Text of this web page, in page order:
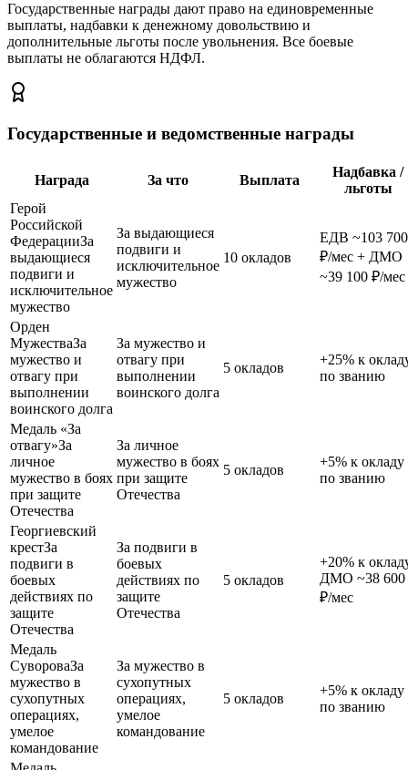
Государственные награды дают право на единовременные
выплаты, надбавки к денежному довольствию и
дополнительные льготы после увольнения. Все боевые
выплаты не облагаются НДФЛ.
Государственные и ведомственные награды
Награда За что Выплата
Надбавка /
льготы
Герой
Российской
ФедерацииЗа
выдающиеся
подвиги и
исключительное
мужество
За выдающиеся
подвиги и
исключительное
мужество
10 окладов
ЕДВ ~103 700
₽/мес + ДМО
~39 100 ₽/мес
Орден
МужестваЗа
мужество и
отвагу при
выполнении
воинского долга
За мужество и
отвагу при
выполнении
воинского долга
5 окладов
+25% к
по званию
Медаль «За
отвагу»За
личное
мужество в боях
при защите
Отечества
За личное
мужество в боях
при защите
Отечества
5 окладов
+5% к окладу
по званию
Георгиевский
крестЗа
подвиги в
боевых
действиях по
защите
Отечества
За подвиги в
боевых
действиях по
защите
Отечества
5 окладов
+20% к
ДМО ~38 600
₽/мес
Медаль
СувороваЗа
мужество в
сухопутных
операциях,
умелое
командование
За мужество в
сухопутных
операциях,
умелое
командование
5 окладов
+5% к окладу
по званию